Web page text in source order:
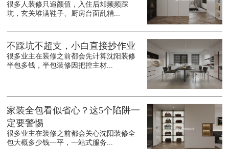
很多人装修只追颜值，入住后却频频踩
坑，玄关堆满鞋子、厨房台面乱糟...
不踩坑不超支，小白直接抄作业
很多业主在装修之前都会先计算沈阳装修
半包多钱，半包装修因把控主材...
家装全包看似省心？这5个陷阱一
定要警惕
很多业主在装修之前都会关心沈阳装修全
包大概多少钱一平，一站式服务...